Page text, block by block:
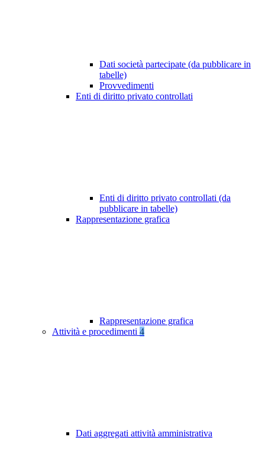
Dati società partecipate (da pubblicare in
tabelle)
Provvedimenti
Enti di diritto privato controllati
Enti di diritto privato controllati (da
pubblicare in tabelle)
Rappresentazione grafica
Rappresentazione grafica
Attività e procedimenti 4
Dati aggregati attività amministrativa